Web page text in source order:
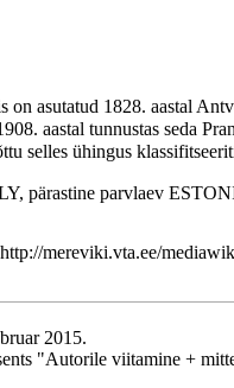
on asutatud 1828. aastal
aastal tunnustas seda
selles ühingus
pärastine parvlaev
http://mereviki.vta.ee/
2015.
"Autorile viitamine +